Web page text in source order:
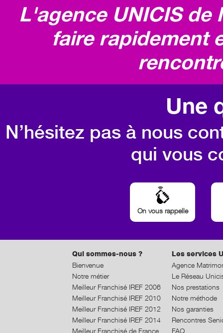
L'agence UNICIS
faire rapidement
Une
N’hésitez pas à nous
qui vous
On vous rappelle
Qui sommes-nous ?
Bienvenue
Notre métier
Meilleur Franchisé IREF 2006
Meilleur Franchisé IREF 2010
Meilleur Franchisé IREF 2012
Meilleur Franchisé IREF 2014
Meilleur Franchisé de France
Les services
Agence
Le Réseau
Nos prestations
Notre méthode
Nos garanties
Rencontres
FAQ